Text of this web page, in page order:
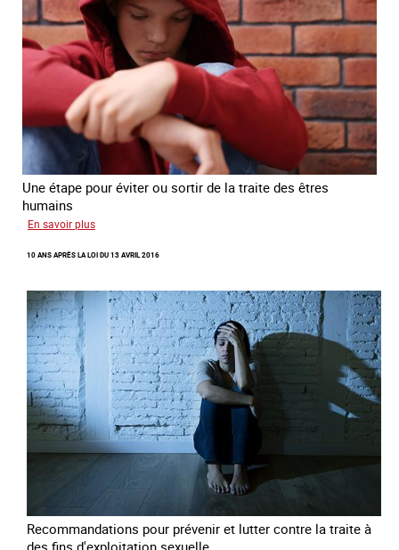
Une étape pour éviter ou sortir de la traite des êtres
humains
En savoir plus
du
avec
des
jeunes
errance
10 ANS APRÈS LA LOI DU 13 AVRIL 2016
Recommandations pour prévenir et lutter contre la traite à